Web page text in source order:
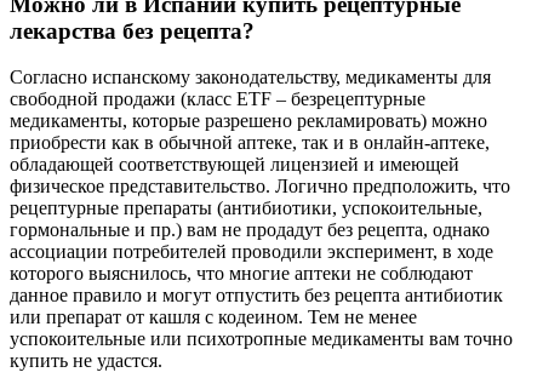
лекарства без рецепта?
Согласно испанскому законодательству, медикаменты для
свободной продажи (класс ETF – безрецептурные
медикаменты, которые разрешено рекламировать) можно
приобрести как в обычной аптеке, так и в онлайн-аптеке,
обладающей соответствующей лицензией и имеющей
физическое представительство. Логично предположить, что
рецептурные препараты (антибиотики, успокоительные,
гормональные и пр.) вам не продадут без рецепта, однако
ассоциации потребителей проводили эксперимент, в ходе
которого выяснилось, что многие аптеки не соблюдают
данное правило и могут отпустить без рецепта антибиотик
или препарат от кашля с кодеином. Тем не менее
успокоительные или психотропные медикаменты вам точно
купить не удастся.